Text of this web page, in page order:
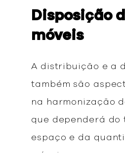
Disposição
móveis
A distribuição e a
também são
na harmonização
que dependerá do
espaço e da